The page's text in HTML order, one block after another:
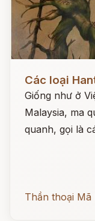
Các loại
Giống như ở
Malaysia, ma
quanh, gọi là
Thần thoại Mã